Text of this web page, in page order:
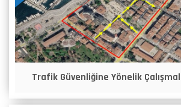
Trafik Güvenliğine Yönelik